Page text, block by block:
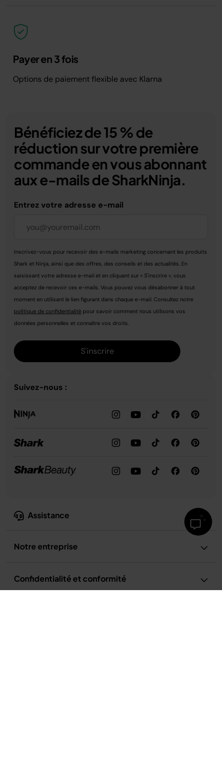
Payer en 3 fois
Options de paiement flexible avec Klarna
Assistance
Notre entreprise
Confidentialité et conformité
Bénéficiez de 15 % de
réduction sur votre première
commande en vous abonnant
aux e-mails de SharkNinja.
Entrez votre adresse e-mail
Inscrivez-vous pour recevoir des e-mails marketing concernant les produits
Shark et Ninja, ainsi que des offres, des conseils et des actualités. En
saisissant votre adresse e-mail et en cliquant sur « S'inscrire », vous
acceptez de recevoir ces e-mails. Vous pouvez vous désabonner à tout
moment en utilisant le lien figurant dans chaque e-mail. Consultez notre
politique de confidentialité pour savoir comment nous utilisons vos
données personnelles et connaître vos droits.
S'inscrire
Suivez-nous :